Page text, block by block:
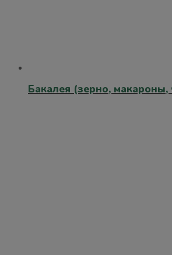
Бакалея (зерно, макароны,